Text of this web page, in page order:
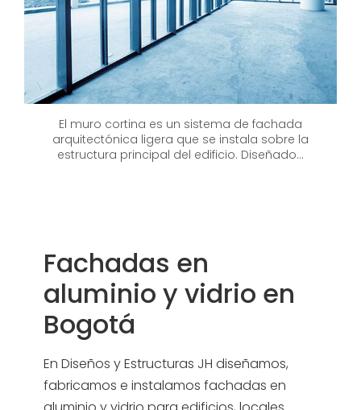
El muro cortina es un sistema de fachada
arquitectónica ligera que se instala sobre la
estructura principal del edificio. Diseñado...
Fachadas en
aluminio y vidrio en
Bogotá
En Diseños y Estructuras JH diseñamos,
fabricamos e instalamos fachadas en